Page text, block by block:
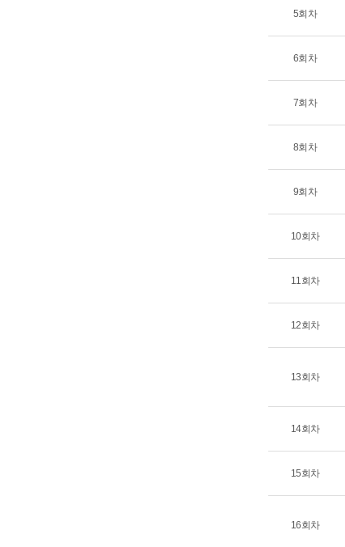
5회차
6회차
7회차
8회차
9회차
10회차
11회차
12회차
13회차
14회차
15회차
16회차